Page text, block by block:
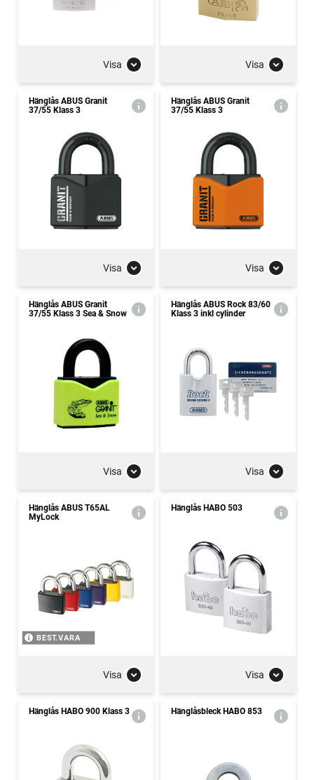
Visa Visa
Hänglås ABUS Granit
37/55 Klass 3
Visa
Hänglås ABUS Granit
37/55 Klass 3
Visa
Hänglås ABUS Granit
37/55 Klass 3 Sea & Snow
Visa
Hänglås ABUS Rock 83/60
Klass 3 inkl cylinder
Visa
Hänglås ABUS T65AL
MyLock
BEST.VARA
Visa
Hänglås HABO 503
Visa
Hänglås HABO 900 Klass 3 Hänglåsbleck HABO 853